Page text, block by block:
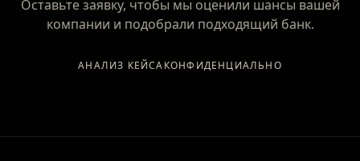
Оставьте заявку, чтобы мы оценили шансы вашей
компании и подобрали подходящий банк.
АНАЛИЗ КЕЙСАКОНФИДЕНЦИАЛЬНО